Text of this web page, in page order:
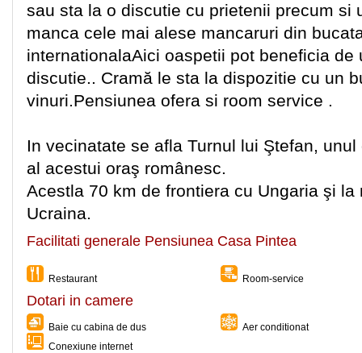
sau sta la o discutie cu prietenii precum si
manca cele mai alese mancaruri din
internationalaAici oaspetii pot beneficia
discutie.. Cramă le sta la dispozitie cu un
vinuri.Pensiunea ofera si room service .
In vecinatate se afla Turnul lui Ştefan,
al acestui oraş românesc.
Acestla 70 km de frontiera cu Ungaria şi
Ucraina.
Facilitati generale Pensiunea Casa Pintea
Restaurant Room-service
Dotari in camere
Baie cu cabina de dus
Aer conditionat
Conexiune internet